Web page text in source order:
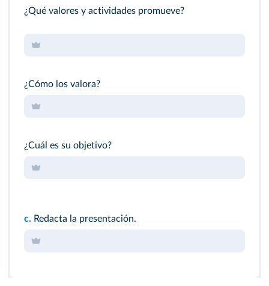
¿Qué valores y actividades promueve?
¿Cómo los valora?
¿Cuál es su objetivo?
c. Redacta la presentación.